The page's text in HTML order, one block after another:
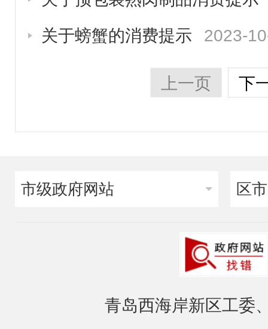
关于螃蟹的消费提示
2023-
上一页 下
市级政府网站 区
青岛西海岸新区工委